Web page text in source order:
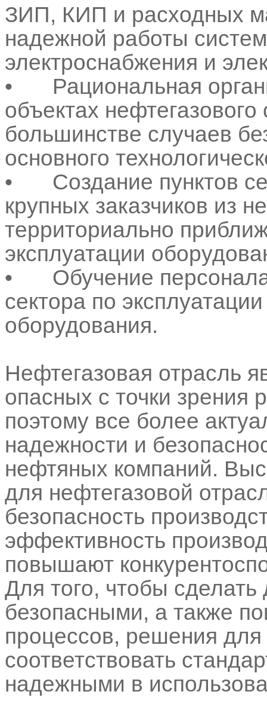
ЗИП, КИП и расходных
надежной работы
электроснабжения и
•
Рациональная
объектах
большинстве случаев
основного
•
Создание пунктов
крупных заказчиков из
территориально
эксплуатации
•
Обучение
сектора по
оборудования.
Нефтегазовая отрасль
опасных с точки зрения
поэтому все более
надежности и
нефтяных компаний.
для нефтегазовой
безопасность
эффективность
повышают
Для того, чтобы
безопасными, а также
процессов, решения
соответствовать
надежными в